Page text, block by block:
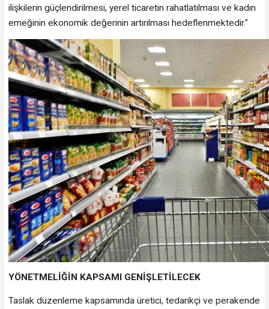
ilişkilerin güçlendirilmesi, yerel ticaretin rahatlatılması ve kadın
emeğinin ekonomik değerinin artırılması hedeflenmektedir."
YÖNETMELİĞİN KAPSAMI GENİŞLETİLECEK
Taslak düzenleme kapsamında üretici, tedarikçi ve perakende